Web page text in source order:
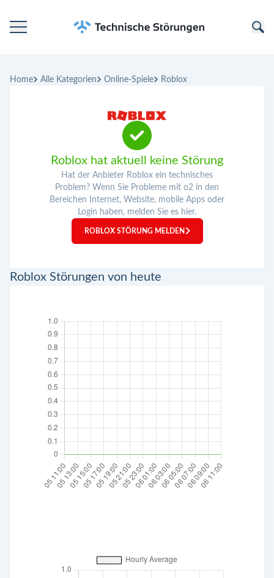
Kategorien
Home Alle Kategorien Online-Spiele Roblox
Roblox hat aktuell keine Störung
Hat der Anbieter Roblox ein technisches
Problem? Wenn Sie Probleme mit o2 in den
Bereichen Internet, Website, mobile Apps oder
Login haben, melden Sie es hier.
ROBLOX STÖRUNG MELDEN
Roblox Störungen von heute